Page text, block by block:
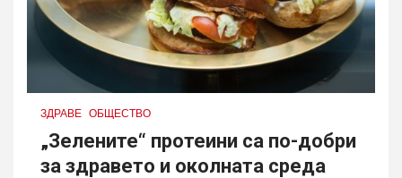
ЗДРАВЕ ОБЩЕСТВО
„Зелените“ протеини са по-добри
за здравето и околната среда